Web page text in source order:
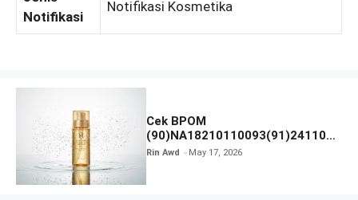
Notifikasi
Notifikasi Kosmetika
Cek BPOM
(90)NA18210110093(91)241101
Hadalabo Gokujyun Premium
Rin Awd May 17, 2026